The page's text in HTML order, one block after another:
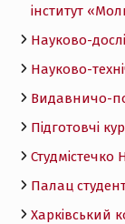
інститут
Науково-
Науково-
Видавничо-
Підготовчі
Студмістечко
Палац
Харківський